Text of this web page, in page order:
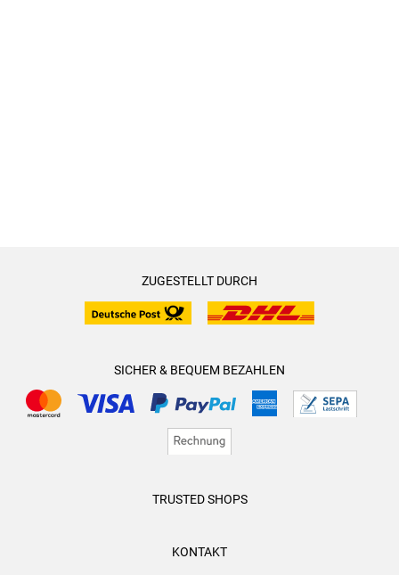
ZUGESTELLT DURCH
SICHER & BEQUEM BEZAHLEN
TRUSTED SHOPS
KONTAKT